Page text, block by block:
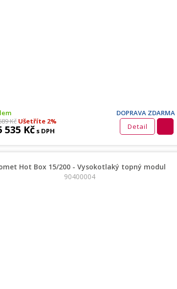
DOPRAVA ZDARMA
KčUšetříte 2%
535 Kčs DPH Detail
Hot Box 15/200 - Vysokotlaký topný modul
90400004